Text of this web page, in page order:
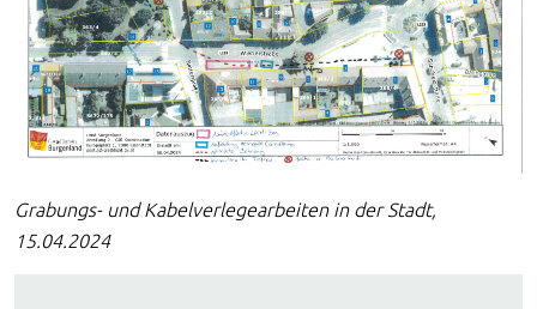
Grabungs- und Kabelverlegearbeiten in der Stadt,
15.04.2024